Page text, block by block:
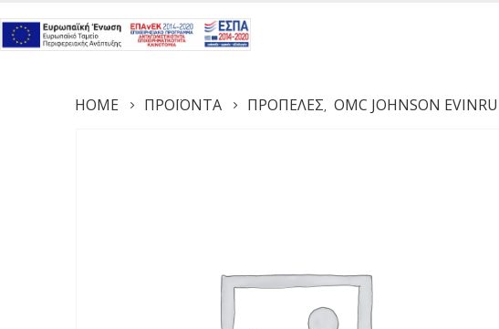
HOME ΠΡΟΪΌΝΤΑ ΠΡΟΠΈΛΕΣ, OMC JOHNSON